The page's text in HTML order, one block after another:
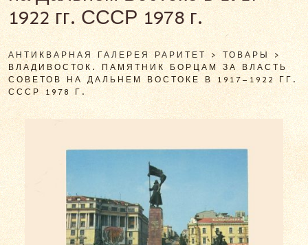
1922 гг. СССР 1978 г.
АНТИКВАРНАЯ ГАЛЕРЕЯ РАРИТЕТ >ТОВАРЫ>
ВЛАДИВОСТОК. ПАМЯТНИК БОРЦАМ ЗА ВЛАСТЬ
СОВЕТОВ НА ДАЛЬНЕМ ВОСТОКЕ В 1917–1922 ГГ.
СССР 1978 Г.